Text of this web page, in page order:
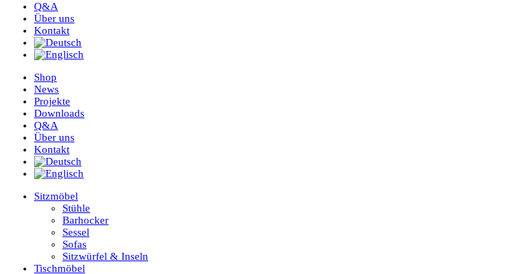
Q&A
Über uns
Kontakt
Shop
News
Projekte
Downloads
Q&A
Über uns
Kontakt
Sitzmöbel
Stühle
Barhocker
Sessel
Sofas
Sitzwürfel & Inseln
Tischmöbel